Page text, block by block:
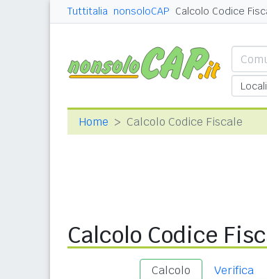
Tuttitalia nonsoloCAP Calcolo Codice
Home Calcolo Codice Fiscale
Calcolo Codice
Calcolo Verifica